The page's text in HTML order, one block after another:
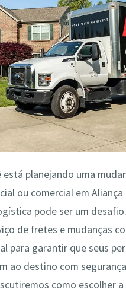
está planejando uma
ou comercial em Aliança
pode ser um
de fretes e mudanças
para garantir que seus
ao destino com
como escolher